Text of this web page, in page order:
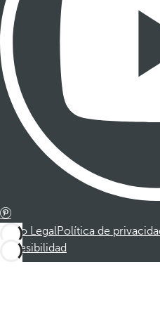
Aviso LegalPolítica de
Accesibilidad